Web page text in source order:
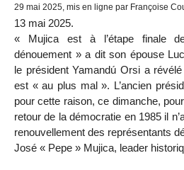
29 mai 2025, mis en ligne par Françoise
13 mai 2025.
« Mujica est à l’étape finale
dénouement » a dit son épouse
le président Yamandú Orsi a
est « au plus mal ». L’ancien
pour cette raison, ce dimanche,
retour de la démocratie en 1985 il
renouvellement des représentants
José « Pepe » Mujica, leader